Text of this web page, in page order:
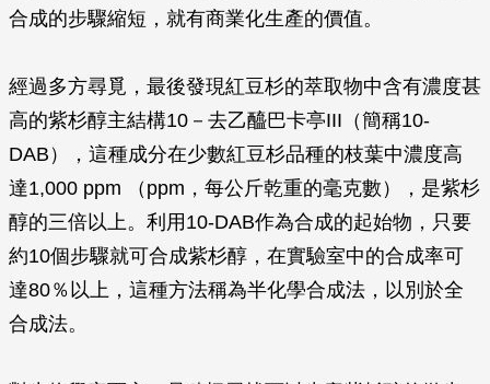
合成的步驟縮短，就有商業化生產的價值。
經過多方尋覓，最後發現紅豆杉的萃取物中含有濃度甚
高的紫杉醇主結構10－去乙醯巴卡亭III（簡稱10-
DAB），這種成分在少數紅豆杉品種的枝葉中濃度高
達1,000 ppm （ppm，每公斤乾重的毫克數），是紫杉
醇的三倍以上。利用10-DAB作為合成的起始物，只要
約10個步驟就可合成紫杉醇，在實驗室中的合成率可
達80％以上，這種方法稱為半化學合成法，以別於全
合成法。